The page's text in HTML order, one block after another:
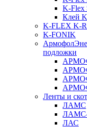
K-Flex
Клей
K-FLEX K-
K-FONIK
Армофол
подложки
Ленты и
ЛАМС
ЛАС